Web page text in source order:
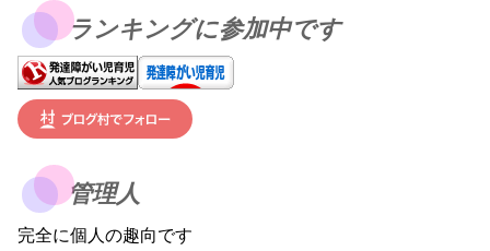
ランキングに参加中です
管理人
完全に個人の趣向です